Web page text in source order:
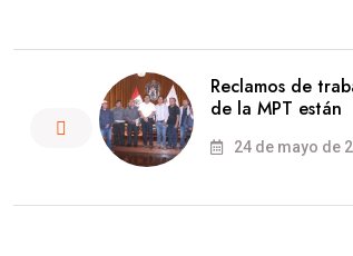
Reclamos de
de la MPT están
24 de mayo de